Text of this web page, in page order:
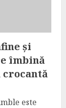
și
îmbină
este